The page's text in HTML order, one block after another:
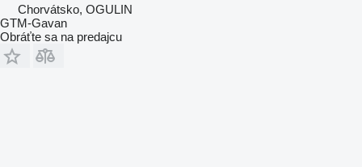
Chorvátsko, OGULIN
GTM-Gavan
Obráťte sa na predajcu